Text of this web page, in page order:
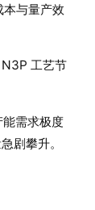
与量产效
工艺节
需求极度
剧攀升。